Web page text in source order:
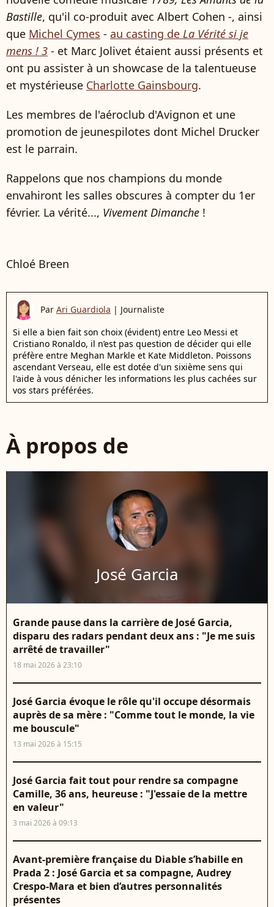
Bastille, qu'il co-produit avec Albert Cohen -, ainsi
que Michel Cymes - au casting de La Vérité si je
mens ! 3 - et Marc Jolivet étaient aussi présents et
ont pu assister à un showcase de la talentueuse
et mystérieuse Charlotte Gainsbourg.
Les membres de l'aéroclub d'Avignon et une
promotion de jeunespilotes dont Michel Drucker
est le parrain.
Rappelons que nos champions du monde
envahiront les salles obscures à compter du 1er
février. La vérité..., Vivement Dimanche !
Chloé Breen
Par Ari Guardiola | Journaliste
Si elle a bien fait son choix (évident) entre Leo Messi et
Cristiano Ronaldo, il n’est pas question de décider qui elle
préfère entre Meghan Markle et Kate Middleton. Poissons
ascendant Verseau, elle est dotée d'un sixième sens qui
l'aide à vous dénicher les informations les plus cachées sur
vos stars préférées.
À propos de
José Garcia
Grande pause dans la carrière de José Garcia,
disparu des radars pendant deux ans : "Je me suis
arrêté de travailler"
18 mai 2026 à 23:10
José Garcia évoque le rôle qu'il occupe désormais
auprès de sa mère : "Comme tout le monde, la vie
me bouscule"
13 mai 2026 à 15:15
José Garcia fait tout pour rendre sa compagne
Camille, 36 ans, heureuse : "J'essaie de la mettre
en valeur"
3 mai 2026 à 09:13
Avant-première française du Diable s’habille en
Prada 2 : José Garcia et sa compagne, Audrey
Crespo-Mara et bien d’autres personnalités
présentes